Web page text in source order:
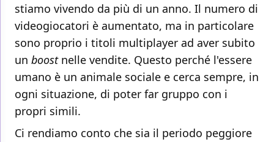
stiamo vivendo da più di un anno. Il numero di
videogiocatori è aumentato, ma in particolare
sono proprio i titoli multiplayer ad aver subito
un boostnelle vendite. Questo perché l'essere
umano è un animale sociale e cerca sempre, in
ogni situazione, di poter far gruppo con i
propri simili.
Ci rendiamo conto che sia il periodo peggiore